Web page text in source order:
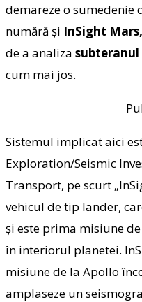
demareze o sumedenie
numără şi InSight Mars,
de a analiza
cum mai jos.
Sistemul implicat aici
Exploration/Seismic
Transport, pe scurt
vehicul de tip lander,
şi este prima misiune
în interiorul planetei.
misiune de la Apollo
amplaseze un